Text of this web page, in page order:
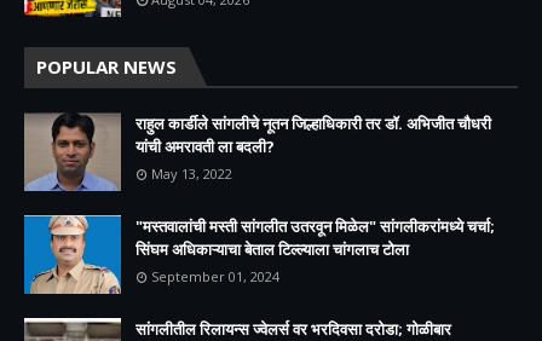
POPULAR NEWS
राहुल कार्डीले सांगलीचे नूतन जिल्हाधिकारी तर डॉ. अभिजीत चौधरी
यांची अमरावती ला बदली?
May 13, 2022
"मस्तवालांची मस्ती सांगलीत उतरवून मिळेल" सांगलीकरांमध्ये चर्चा;
सिंघम अधिकाऱ्याचा बेताल टिल्ल्याला चांगलाच टोला
September 01, 2024
सांगलीतील रिलायन्स ज्वेलर्स वर भरदिवसा दरोडा; गोळीबार